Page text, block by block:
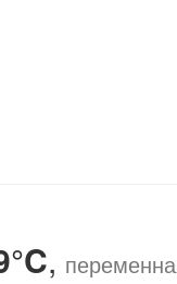
,